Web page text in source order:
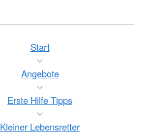
Start
Angebote
Erste Hilfe Tipps
Kleiner Lebensretter